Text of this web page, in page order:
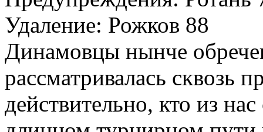
Удаление: Рожков 88
Динамовцы нынче
рассматривалась сквозь
действительно, кто из